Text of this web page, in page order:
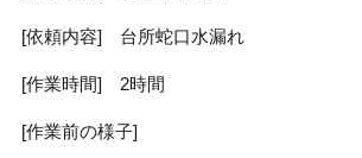
[依頼内容] 台所蛇口水漏れ
[作業時間] 2時間
[作業前の様子]